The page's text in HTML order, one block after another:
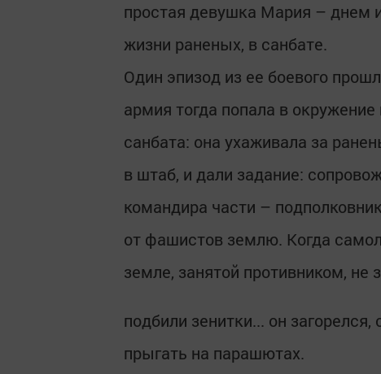
простая девушка Мария – днем
жизни раненых, в санбате.
Один эпизод из ее боевого
армия тогда попала в
санбата: она ухаживала за
в штаб, и дали задание:
командира части –
от фашистов землю. Когда
земле, занятой противником, не
подбили зенитки... он
прыгать на парашютах.